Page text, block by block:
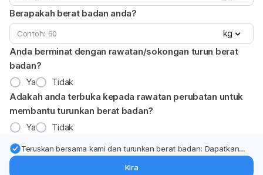
Berapakah berat badan anda?
kg
Anda berminat dengan rawatan/sokongan turun berat
badan?
Ya
Tidak
Adakah anda terbuka kepada rawatan perubatan untuk
membantu turunkan berat badan?
Ya
Tidak
Teruskan bersama kami dan turunkan berat badan: Dapatkan
badan terus ke (peti masuk > inbox) anda.
Kira